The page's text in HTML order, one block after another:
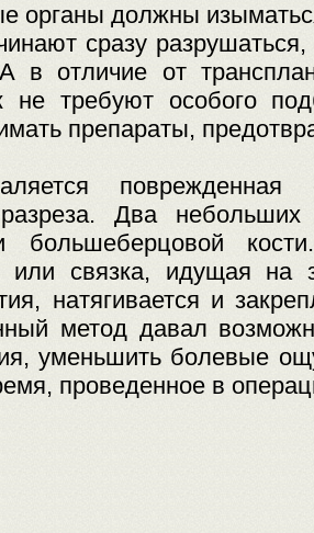
органы должны
сразу
в отличие от
не требуют особого
препараты,
Два
большеберцовой
или связка, идущая на
натягивается и
метод давал
уменьшить болевые
проведенное в